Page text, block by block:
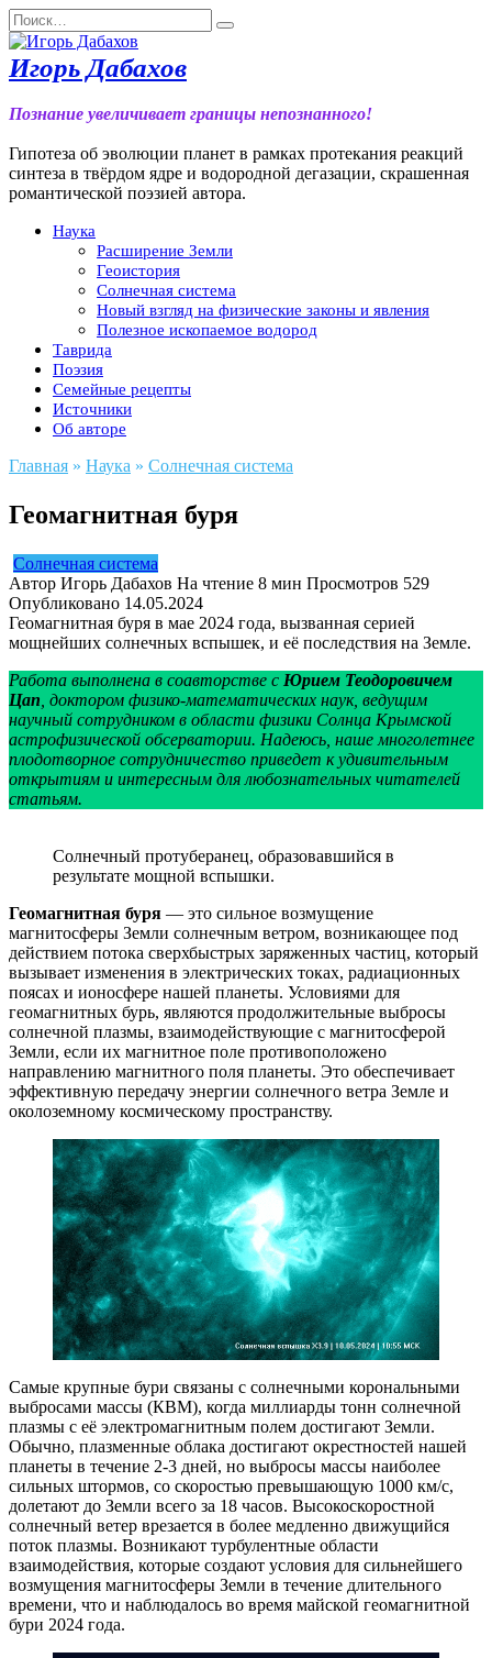
Перейти
к
содержанию
Search
for:
Игорь Дабахов
Познание увеличивает границы непознанного!
Гипотеза об эволюции планет в рамках протекания реакций
синтеза в твёрдом ядре и водородной дегазации, скрашенная
романтической поэзией автора.
Наука
Расширение Земли
Геоистория
Солнечная система
Новый взгляд на физические законы и явления
Полезное ископаемое водород
Таврида
Поэзия
Семейные рецепты
Источники
Об авторе
Главная » Наука » Солнечная система
Геомагнитная буря
Солнечная система
Автор Игорь Дабахов На чтение 8 мин Просмотров 529
Опубликовано 14.05.2024
Геомагнитная буря в мае 2024 года, вызванная серией
мощнейших солнечных вспышек, и её последствия на Земле.
Работа выполнена в соавторстве с Юрием Теодоровичем
Цап , доктором физико-математических наук, ведущим
научный сотрудником в области физики Солнца Крымской
астрофизической обсерватории. Надеюсь, наше многолетнее
плодотворное сотрудничество приведет к удивительным
открытиям и интересным для любознательных читателей
статьям.
Солнечный протуберанец, образовавшийся в
результате мощной вспышки.
Геомагнитная буря — это сильное возмущение
магнитосферы Земли солнечным ветром, возникающее под
действием потока сверхбыстрых заряженных частиц, который
вызывает изменения в электрических токах, радиационных
поясах и ионосфере нашей планеты. Условиями для
геомагнитных бурь, являются продолжительные выбросы
солнечной плазмы, взаимодействующие с магнитосферой
Земли, если их магнитное поле противоположено
направлению магнитного поля планеты. Это обеспечивает
эффективную передачу энергии солнечного ветра Земле и
околоземному космическому пространству.
Самые крупные бури связаны с солнечными корональными
выбросами массы (КВМ), когда миллиарды тонн солнечной
плазмы с её электромагнитным полем достигают Земли.
Обычно, плазменные облака достигают окрестностей нашей
планеты в течение 2-3 дней, но выбросы массы наиболее
сильных штормов, со скоростью превышающую 1000 км/с,
долетают до Земли всего за 18 часов. Высокоскоростной
солнечный ветер врезается в более медленно движущийся
поток плазмы. Возникают турбулентные области
взаимодействия, которые создают условия для сильнейшего
возмущения магнитосферы Земли в течение длительного
времени, что и наблюдалось во время майской геомагнитной
бури 2024 года.